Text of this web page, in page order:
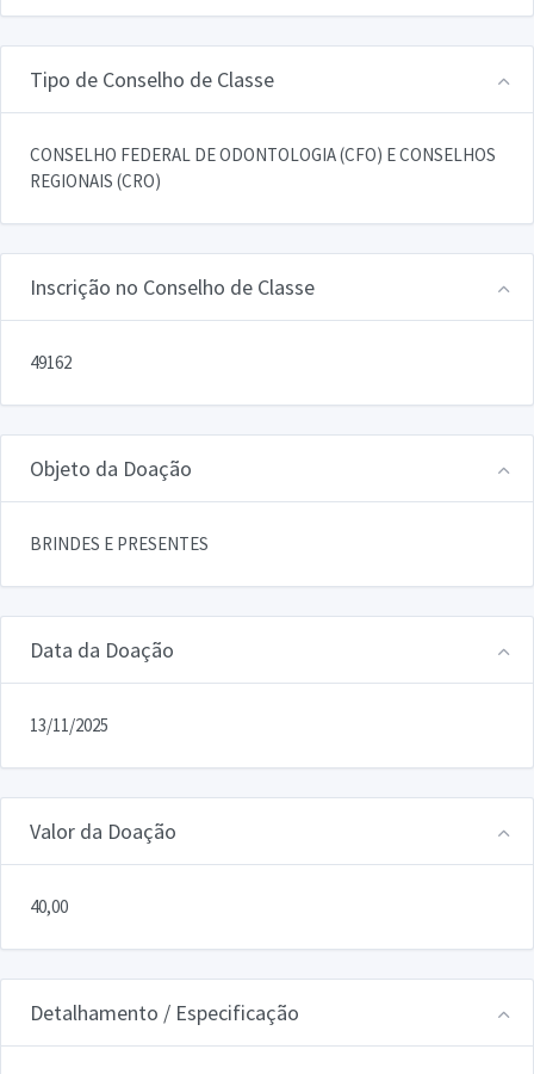
Tipo de Conselho de Classe
CONSELHO FEDERAL DE ODONTOLOGIA (CFO) E CONSELHOS
REGIONAIS (CRO)
Inscrição no Conselho de Classe
49162
Objeto da Doação
BRINDES E PRESENTES
Data da Doação
13/11/2025
Valor da Doação
40,00
Detalhamento / Especificação